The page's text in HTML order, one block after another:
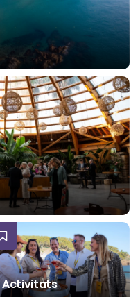
Activitats